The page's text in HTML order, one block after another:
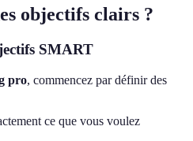
objectifs clairs ?
SMART
pro, commencez par définir des
ce que vous voulez